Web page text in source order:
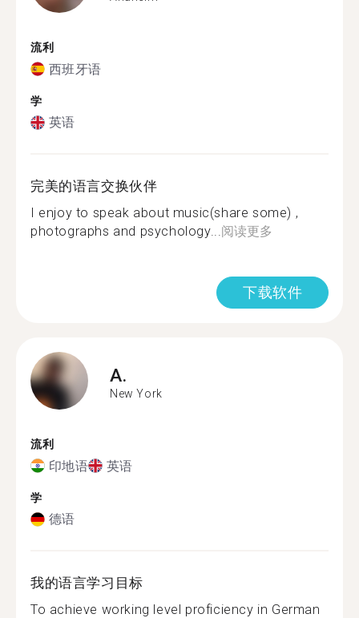
流利
西班牙语
学
英语
完美的语言交换伙伴
I enjoy to speak about music(share some) ,
photographs and psychology...阅读更多
下载软件
A.
New York
流利
印地语 英语
学
德语
我的语言学习目标
To achieve working level proficiency in German